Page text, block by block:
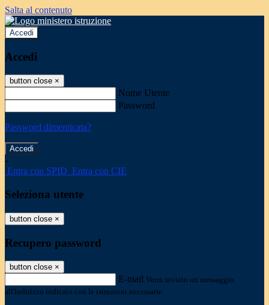
Salta al contenuto
Accedi
Accedi
button close ×
Nome Utente
Password
Password dimenticata?
-
Entra con SPID Entra con CIE
Seleziona utente
button close ×
Recupero password
button close ×
E-mail Verrà inviato un messaggio
all'indirizzo indicato con le istruzioni necessarie.